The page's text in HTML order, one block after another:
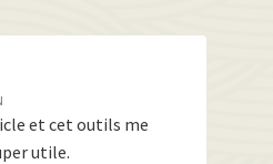
et cet outils me
utile.